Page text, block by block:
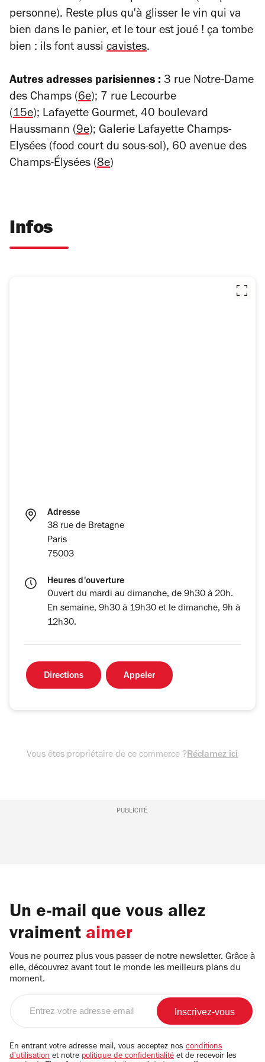
personne). Reste plus qu'à glisser le vin qui va
bien dans le panier, et le tour est joué ! ça tombe
bien : ils font aussi cavistes.
Autres adresses parisiennes : 3 rue Notre-Dame
des Champs (6e); 7 rue Lecourbe
(15e); Lafayette Gourmet, 40 boulevard
Haussmann (9e); Galerie Lafayette Champs-
Elysées (food court du sous-sol), 60 avenue des
Champs-Élysées (8e)
Infos
Adresse
38 rue de Bretagne
Paris
75003
Heures d'ouverture
Ouvert du mardi au dimanche, de 9h30 à 20h.
En semaine, 9h30 à 19h30 et le dimanche, 9h à
12h30.
Directions Appeler
Vous êtes propriétaire de ce commerce ?Réclamez ici
PUBLICITÉ
Un e-mail que vous allez
vraiment aimer
Vous ne pourrez plus vous passer de notre newsletter. Grâce à
elle, découvrez avant tout le monde les meilleurs plans du
moment.
email
En entrant votre adresse mail, vous acceptez nos conditions
d'utilisation et notre politique de confidentialité et de recevoir les